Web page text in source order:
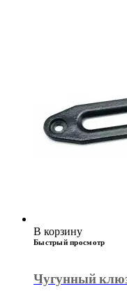
В корзину
Быстрый просмотр
Чугунный клюз